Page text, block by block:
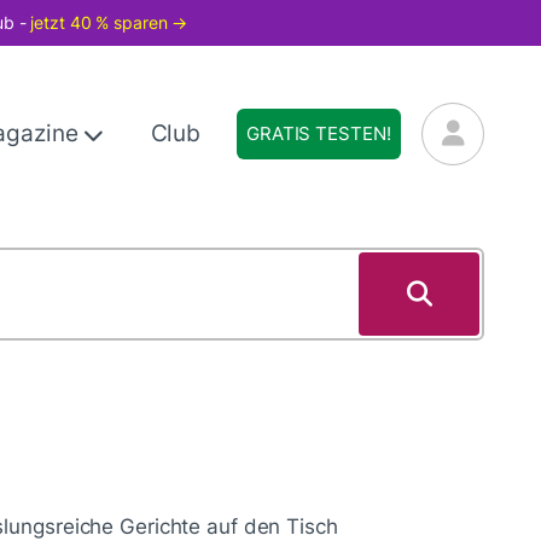
- jetzt 40 % sparen →
Club GRATIS TESTEN!
Gerichte auf den Tisch